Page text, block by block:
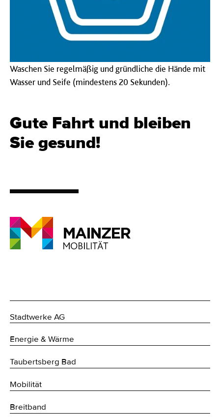
Waschen Sie regelmäßig und gründliche die Hände mit
Wasser und Seife (mindestens 20 Sekunden).
Gute Fahrt und bleiben
Sie gesund!
Stadtwerke AG
Energie & Wärme
Taubertsberg Bad
Mobilität
Breitband